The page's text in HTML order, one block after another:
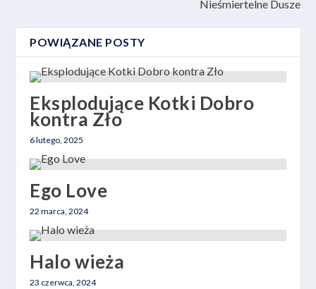
Nieśmiertelne Dusze
POWIĄZANE POSTY
Eksplodujące Kotki Dobro
kontra Zło
6 lutego, 2025
Ego Love
22 marca, 2024
Halo wieża
23 czerwca, 2024